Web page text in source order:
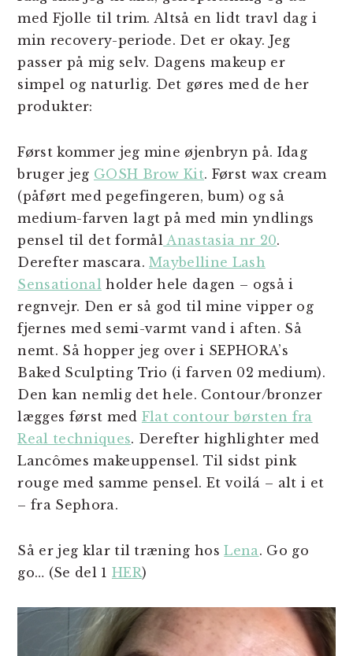
med Fjolle til trim. Altså en lidt travl dag i
min recovery-periode. Det er okay. Jeg
passer på mig selv. Dagens makeup er
simpel og naturlig. Det gøres med de her
produkter:
Først kommer jeg mine øjenbryn på. Idag
bruger jeg GOSH Brow Kit. Først wax cream
(påført med pegefingeren, bum) og så
medium-farven lagt på med min yndlings
pensel til det formål Anastasia nr 20.
Derefter mascara.Maybelline Lash
Sensationalholder hele dagen – også i
regnvejr. Den er så god til mine vipper og
fjernes med semi-varmt vand i aften. Så
nemt. Så hopper jeg over i SEPHORA’s
Baked Sculpting Trio (i farven 02 medium).
Den kan nemlig det hele. Contour/bronzer
lægges først med Flat contour børsten fra
Real techniques. Derefter highlighter med
Lancômes makeuppensel. Til sidst pink
rouge med samme pensel. Et voilá – alt i et
– fra Sephora.
Så er jeg klar til træning hosLena. Go go
go… (Se del 1 HER)